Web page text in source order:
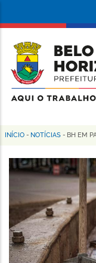
conteúdo
principal
da
Prefeitura
de
Horizonte
Trilha
de
navegação
INÍCIO - NOTÍCIAS - BH EM